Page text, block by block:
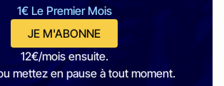
1€ Le Premier Mois
JE M'ABONNE
12€/mois ensuite.
mettez en pause à tout moment.